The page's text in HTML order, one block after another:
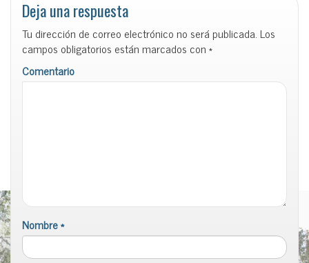
Deja una respuesta
Tu dirección de correo electrónico no será publicada.Los
campos obligatorios están marcados con*
Comentario
Nombre*